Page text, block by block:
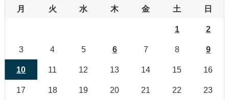
月 火 水 木 金 土 日
1 2
3 4 5 6 7 8 9
10 11 12 13 14 15 16
17 18 19 20 21 22 23